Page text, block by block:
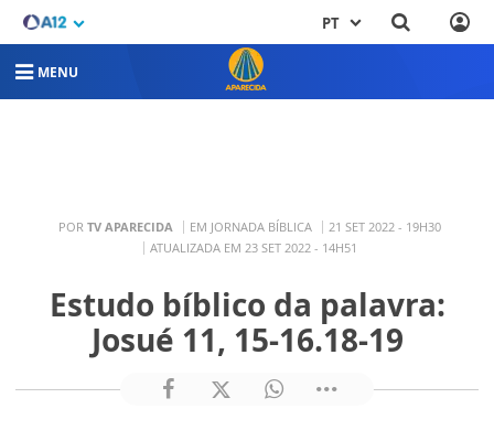
PT
MENU
POR TV APARECIDA EM JORNADA BÍBLICA
21 SET 2022 - 19H30
ATUALIZADA EM 23 SET 2022 - 14H51
Estudo bíblico da palavra:
Josué 11, 15-16.18-19